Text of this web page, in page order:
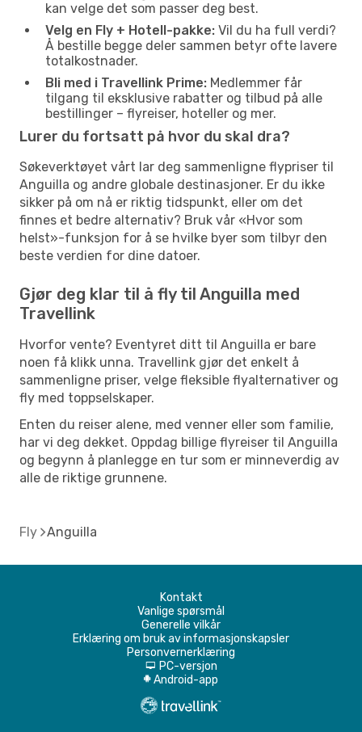
kan velge det som passer deg best.
Velg en Fly + Hotell-pakke: Vil du ha full verdi?
Å bestille begge deler sammen betyr ofte lavere
totalkostnader.
Bli med i Travellink Prime: Medlemmer får
tilgang til eksklusive rabatter og tilbud på alle
bestillinger – flyreiser, hoteller og mer.
Lurer du fortsatt på hvor du skal dra?
Søkeverktøyet vårt lar deg sammenligne flypriser til
Anguilla og andre globale destinasjoner. Er du ikke
sikker på om nå er riktig tidspunkt, eller om det
finnes et bedre alternativ? Bruk vår «Hvor som
helst»-funksjon for å se hvilke byer som tilbyr den
beste verdien for dine datoer.
Gjør deg klar til å fly til Anguilla med
Travellink
Hvorfor vente? Eventyret ditt til Anguilla er bare
noen få klikk unna. Travellink gjør det enkelt å
sammenligne priser, velge fleksible flyalternativer og
fly med toppselskaper.
Enten du reiser alene, med venner eller som familie,
har vi deg dekket. Oppdag billige flyreiser til Anguilla
og begynn å planlegge en tur som er minneverdig av
alle de riktige grunnene.
Fly Anguilla
Kontakt
Vanlige spørsmål
Generelle vilkår
Erklæring om bruk av informasjonskapsler
Personvernerklæring
d PC-versjon
A Android-app